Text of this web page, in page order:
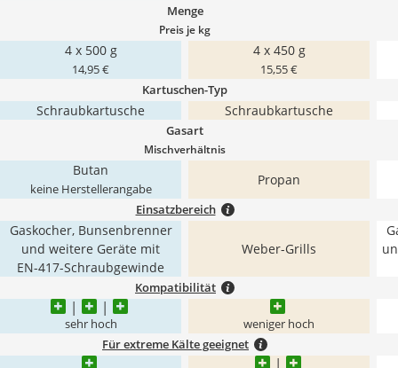
Menge
Preis je kg
4 x 500 g
14,95 €
4 x 450 g
15,55 €
Kartuschen-Typ
Schraubkartusche Schraubkartusche
Gasart
Mischverhältnis
Butan
keine Herstellerangabe
Propan
Einsatzbereich
Gaskocher, Bunsenbrenner
und weitere Geräte mit
EN-417-Schraubgewinde
Weber-Grills
Kompatibilität
sehr hoch weniger hoch
Für extreme Kälte geeignet